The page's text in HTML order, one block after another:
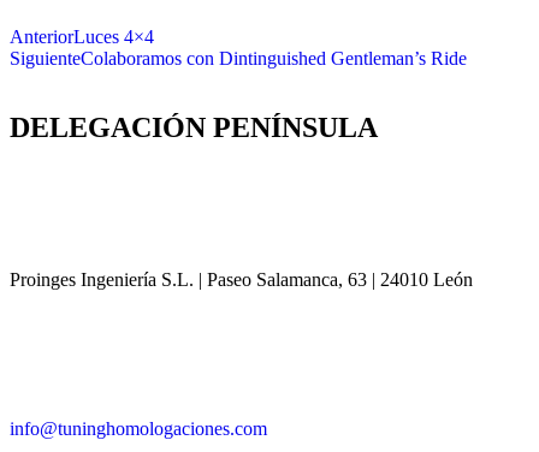
AnteriorLuces 4×4
SiguienteColaboramos con Dintinguished Gentleman’s Ride
DELEGACIÓN PENÍNSULA
Proinges Ingeniería S.L. | Paseo Salamanca, 63 | 24010 León
info@tuninghomologaciones.com